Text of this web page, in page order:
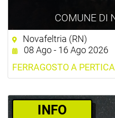
COMUNE DI
Novafeltria (RN)
08 Ago - 16 Ago 2026
FERRAGOSTO A
­INFO